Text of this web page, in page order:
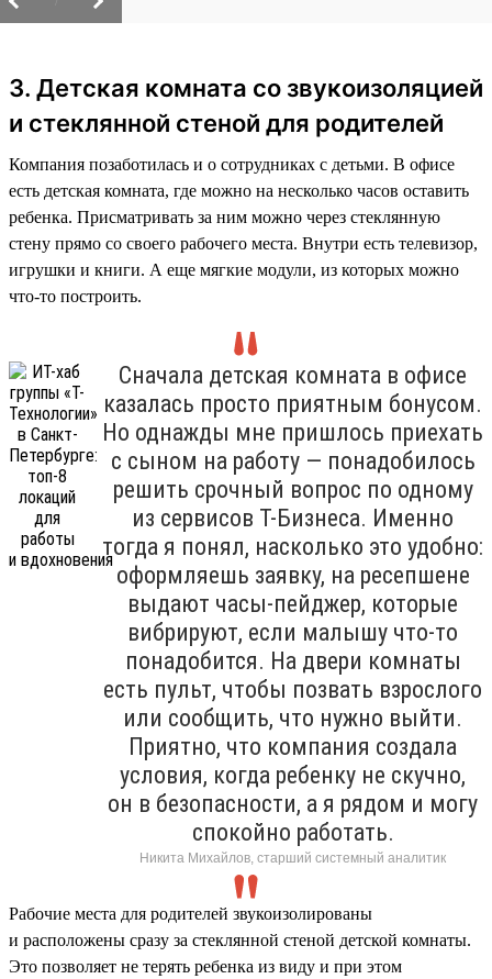
3. Детская комната со звукоизоляцией
и стеклянной стеной для родителей
Компания позаботилась и о сотрудниках с детьми. В офисе
есть детская комната, где можно на несколько часов оставить
ребенка. Присматривать за ним можно через стеклянную
стену прямо со своего рабочего места. Внутри есть телевизор,
игрушки и книги. А еще мягкие модули, из которых можно
что-то построить.
Сначала детская комната в офисе
казалась просто приятным бонусом.
Но однажды мне пришлось приехать
с сыном на работу — понадобилось
решить срочный вопрос по одному
из сервисов Т-Бизнеса. Именно
тогда я понял, насколько это удобно:
оформляешь заявку, на ресепшене
выдают часы-пейджер, которые
вибрируют, если малышу что-то
понадобится. На двери комнаты
есть пульт, чтобы позвать взрослого
или сообщить, что нужно выйти.
Приятно, что компания создала
условия, когда ребенку не скучно,
он в безопасности, а я рядом и могу
спокойно работать.
Никита Михайлов, старший системный аналитик
Рабочие места для родителей звукоизолированы
и расположены сразу за стеклянной стеной детской комнаты.
Это позволяет не терять ребенка из виду и при этом